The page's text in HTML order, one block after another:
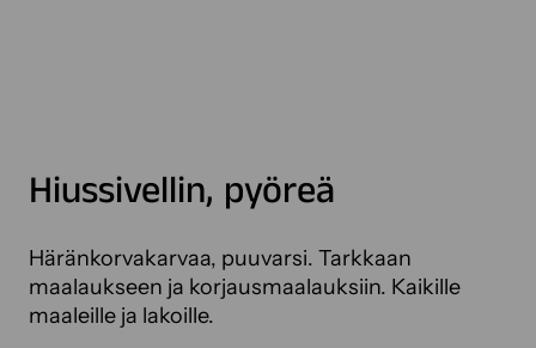
Hiussivellin, pyöreä
Häränkorvakarvaa, puuvarsi. Tarkkaan
maalaukseen ja korjausmaalauksiin. Kaikille
maaleille ja lakoille.